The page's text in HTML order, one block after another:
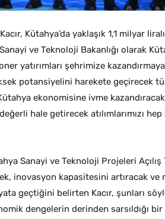
Kütahya’da yaklaşık 1,1 milyar
ve Teknoloji Bakanlığı olarak
yatırımları şehrimize
potansiyelini harekete geçirecek
ekonomisine ivme
hale getirecek atılımlarımızı
Sanayi ve Teknoloji Projeleri Açılış
inovasyon kapasitesini artıracak
geçtiğini belirten Kacır, şunları
dengelerin derinden sarsıldığı